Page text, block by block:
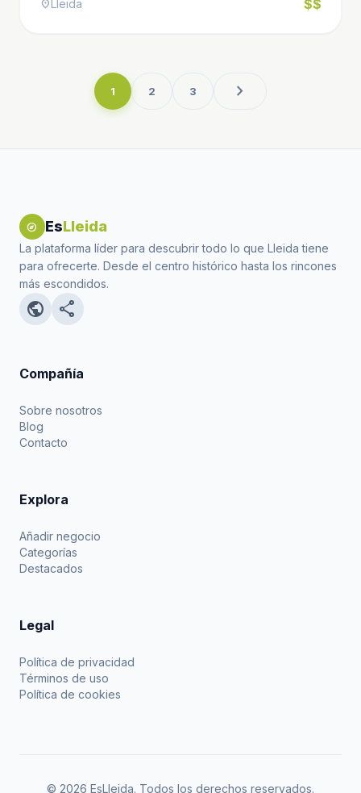
location_onLleida $$
1 2 3 chevron_right
explore EsLleida
La plataforma líder para descubrir todo lo que Lleida tiene
para ofrecerte. Desde el centro histórico hasta los rincones
más escondidos.
public share
Compañía
Sobre nosotros
Blog
Contacto
Explora
Añadir negocio
Categorías
Destacados
Legal
Política de privacidad
Términos de uso
Política de cookies
© 2026 EsLleida. Todos los derechos reservados.